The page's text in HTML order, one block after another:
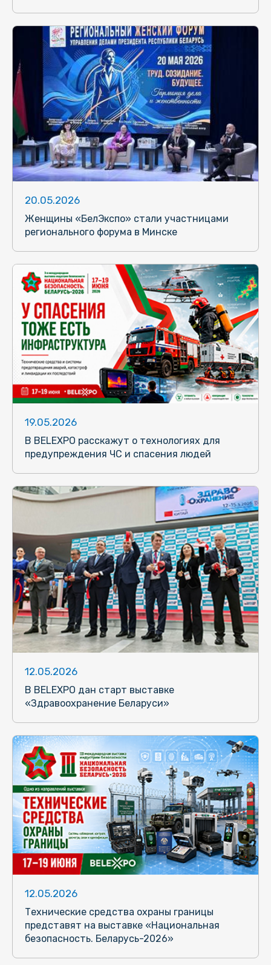
20.05.2026
Женщины «БелЭкспо» стали участницами
регионального форума в Минске
19.05.2026
В BELEXPO расскажут о технологиях для
предупреждения ЧС и спасения людей
12.05.2026
В BELEXPO дан старт выставке
«Здравоохранение Беларуси»
12.05.2026
Технические средства охраны границы
представят на выставке «Национальная
безопасность. Беларусь-2026»